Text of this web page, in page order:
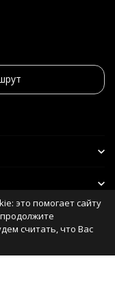
это помогает сайту
считать, что Вас